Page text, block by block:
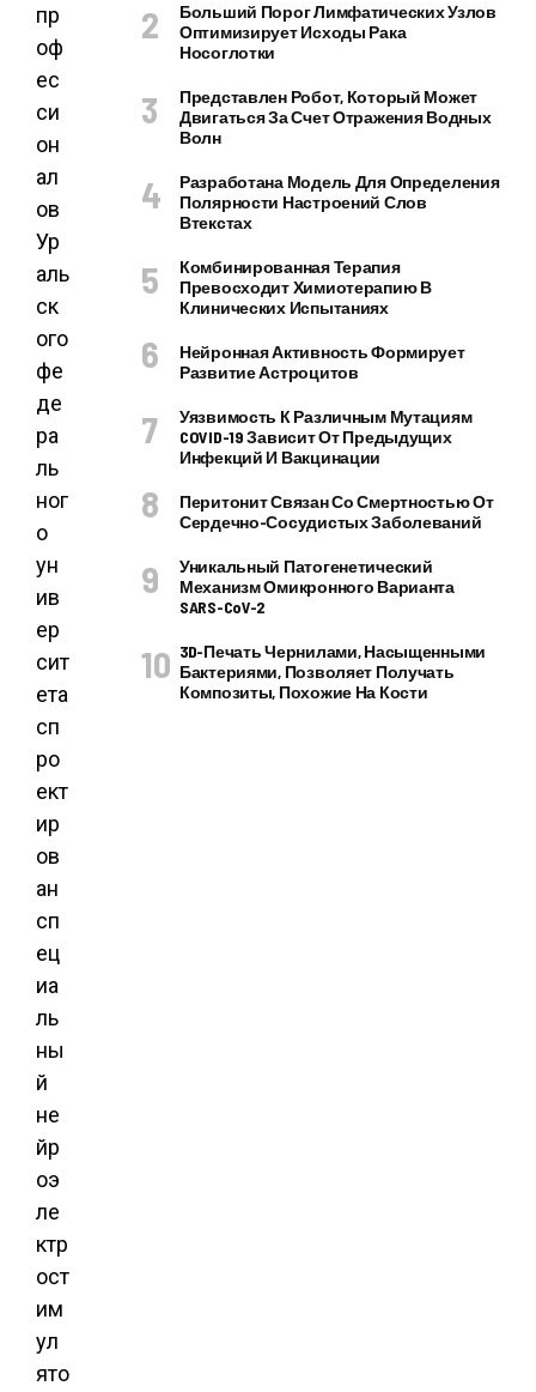
пр
оф
ес
си
он
ал
ов
Ур
аль
ск
ого
фе
де
ра
ль
ног
о
ун
ив
ер
сит
ета
сп
ро
ект
ир
ов
ан
сп
ец
иа
ль
ны
й
не
йр
оэ
ле
ктр
ост
им
ул
ято
Больший Порог Лимфатических Узлов
Оптимизирует Исходы Рака
Носоглотки
Представлен Робот, Который Может
Двигаться За Счет Отражения Водных
Волн
Разработана Модель Для Определения
Полярности Настроений Слов
Втекстах
Комбинированная Терапия
Превосходит Химиотерапию В
Клинических Испытаниях
Нейронная Активность Формирует
Развитие Астроцитов
Уязвимость К Различным Мутациям
COVID-19 Зависит От Предыдущих
Инфекций И Вакцинации
Перитонит Связан Со Смертностью От
Сердечно-Сосудистых Заболеваний
Уникальный Патогенетический
Механизм Омикронного Варианта
SARS-CoV-2
3D-Печать Чернилами, Насыщенными
Бактериями, Позволяет Получать
Композиты, Похожие На Кости